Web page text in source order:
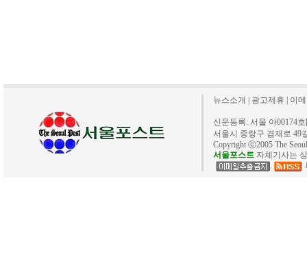
뉴스소개 광고제휴 이
신문등록: 서울 아00174
서울시 중랑구 겸재로 49
Copyright ⓒ2005 The
서울포스트 자체기사는